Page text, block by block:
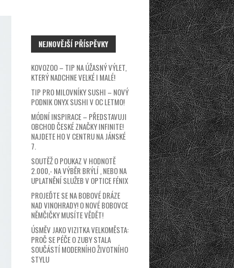
NEJNOVĚJŠÍ PŘÍSPĚVKY
KOVOZOO – TIP NA ÚŽASNÝ VÝLET,
KTERÝ NADCHNE VELKÉ I MALÉ!
TIP PRO MILOVNÍKY SUSHI – NOVÝ
PODNIK ONYX SUSHI V OC LETMO!
MÓDNÍ INSPIRACE – PŘEDSTAVUJI
OBCHOD ČESKÉ ZNAČKY INFINITE!
NAJDETE HO V CENTRU NA JÁNSKÉ
7.
SOUTĚŽ O POUKAZ V HODNOTĚ
2.000,- NA VÝBĚR BRÝLÍ , NEBO NA
UPLATNĚNÍ SLUŽEB V OPTICE FÉNIX
PROJEĎTE SE NA BOBOVÉ DRÁZE
NAD VINOHRADY! O NOVÉ BOBOVCE
NĚMČIČKY MUSÍTE VĚDĚT!
ÚSMĚV JAKO VIZITKA VELKOMĚSTA:
PROČ SE PÉČE O ZUBY STALA
SOUČÁSTÍ MODERNÍHO ŽIVOTNÍHO
STYLU